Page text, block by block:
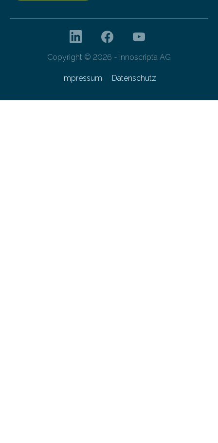
Copyright © 2026 - innoscripta AG
Impressum Datenschutz